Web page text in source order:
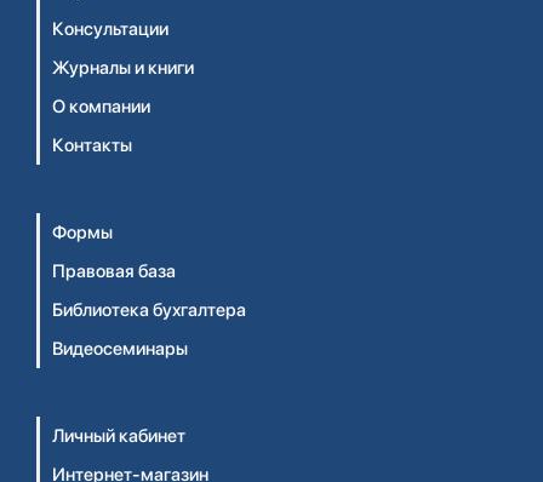
Консультации
Журналы и книги
О компании
Контакты
Формы
Правовая база
Библиотека бухгалтера
Видеосеминары
Личный кабинет
Интернет-магазин